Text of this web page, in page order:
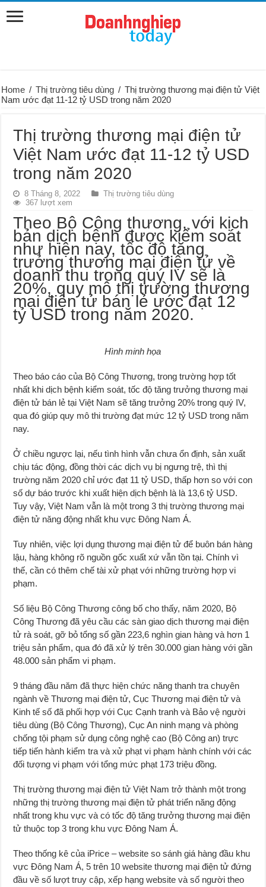
Home / Thị trường tiêu dùng / Thị trường thương mại điện tử Việt
Nam ước đạt 11-12 tỷ USD trong năm 2020
Thị trường thương mại điện tử
Việt Nam ước đạt 11-12 tỷ USD
trong năm 2020
8 Tháng 8, 2022
Thị trường tiêu dùng
367 lượt xem
Theo Bộ Công thương, với kịch
bản dịch bệnh được kiểm soát
như hiện nay, tốc độ tăng
trưởng thương mại điện tử về
doanh thu trong quý IV sẽ là
20%, quy mô thị trường thương
mại điện tử bán lẻ ước đạt 12
tỷ USD trong năm 2020.
Hình minh họa
Theo báo cáo của Bộ Công Thương, trong trường hợp tốt
nhất khi dịch bệnh kiểm soát, tốc độ tăng trưởng thương mại
điện tử bán lẻ tại Việt Nam sẽ tăng trưởng 20% trong quý IV,
qua đó giúp quy mô thi trường đạt mức 12 tỷ USD trong năm
nay.
Ở chiều ngược lại, nếu tình hình vẫn chưa ổn định, sản xuất
chịu tác động, đồng thời các dịch vụ bị ngưng trệ, thì thị
trường năm 2020 chỉ ước đạt 11 tỷ USD, thấp hơn so với con
số dự báo trước khi xuất hiện dịch bệnh là là 13,6 tỷ USD.
Tuy vậy, Việt Nam vẫn là một trong 3 thị trường thương mại
điện tử năng động nhất khu vực Đông Nam Á.
Tuy nhiên, việc lợi dụng thương mại điện tử để buôn bán hàng
lậu, hàng không rõ nguồn gốc xuất xứ vẫn tồn tại. Chính vì
thế, cần có thêm chế tài xử phạt với những trường hợp vi
phạm.
Số liệu Bộ Công Thương công bố cho thấy, năm 2020, Bộ
Công Thương đã yêu cầu các sàn giao dịch thương mại điện
tử rà soát, gỡ bỏ tổng số gần 223,6 nghìn gian hàng và hơn 1
triệu sản phẩm, qua đó đã xử lý trên 30.000 gian hàng với gần
48.000 sản phẩm vi phạm.
9 tháng đầu năm đã thực hiện chức năng thanh tra chuyên
ngành về Thương mại điện tử, Cục Thương mại điện tử và
Kinh tế số đã phối hợp với Cục Cạnh tranh và Bảo vệ người
tiêu dùng (Bộ Công Thương), Cục An ninh mạng và phòng
chống tội phạm sử dụng công nghệ cao (Bộ Công an) trực
tiếp tiến hành kiểm tra và xử phạt vi phạm hành chính với các
đối tượng vi phạm với tổng mức phạt 173 triệu đồng.
Thị trường thương mại điện tử Việt Nam trở thành một trong
những thị trường thương mại điện tử phát triển năng động
nhất trong khu vực và có tốc độ tăng trưởng thương mại điện
tử thuộc top 3 trong khu vực Đông Nam Á.
Theo thống kê của iPrice – website so sánh giá hàng đầu khu
vực Đông Nam Á, 5 trên 10 website thương mại điện tử đứng
đầu về số lượt truy cập, xếp hạng website và số người theo